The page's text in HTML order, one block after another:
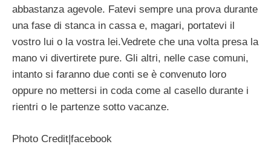
abbastanza agevole. Fatevi sempre una prova durante
una fase di stanca in cassa e, magari, portatevi il
vostro lui o la vostra lei.Vedrete che una volta presa la
mano vi divertirete pure. Gli altri, nelle case comuni,
intanto si faranno due conti se è convenuto loro
oppure no mettersi in coda come al casello durante i
rientri o le partenze sotto vacanze.
Photo Credit|facebook